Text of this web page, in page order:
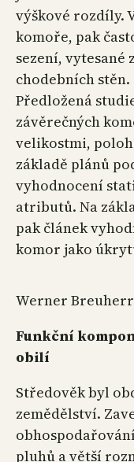
výškové rozdíly.
komoře, pak
sezení, vytesané
chodebních stěn.
Předložená
závěrečných
velikostmi,
základě plánů
vyhodnocení
atributů. Na
pak článek
komor jako
Werner Breuherr
Funkční
obilí
Středověk byl
zemědělství.
pluhů a větší